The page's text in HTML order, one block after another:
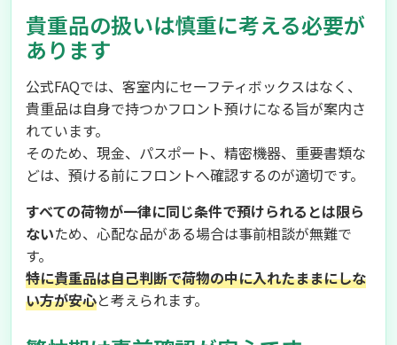
貴重品の扱いは慎重に考える必要が
あります
公式FAQでは、客室内にセーフティボックスはなく、
貴重品は自身で持つかフロント預けになる旨が案内さ
れています。
そのため、現金、パスポート、精密機器、重要書類な
どは、預ける前にフロントへ確認するのが適切です。
すべての荷物が一律に同じ条件で預けられるとは限ら
ないため、心配な品がある場合は事前相談が無難で
す。
特に貴重品は自己判断で荷物の中に入れたままにしな
い方が安心と考えられます。